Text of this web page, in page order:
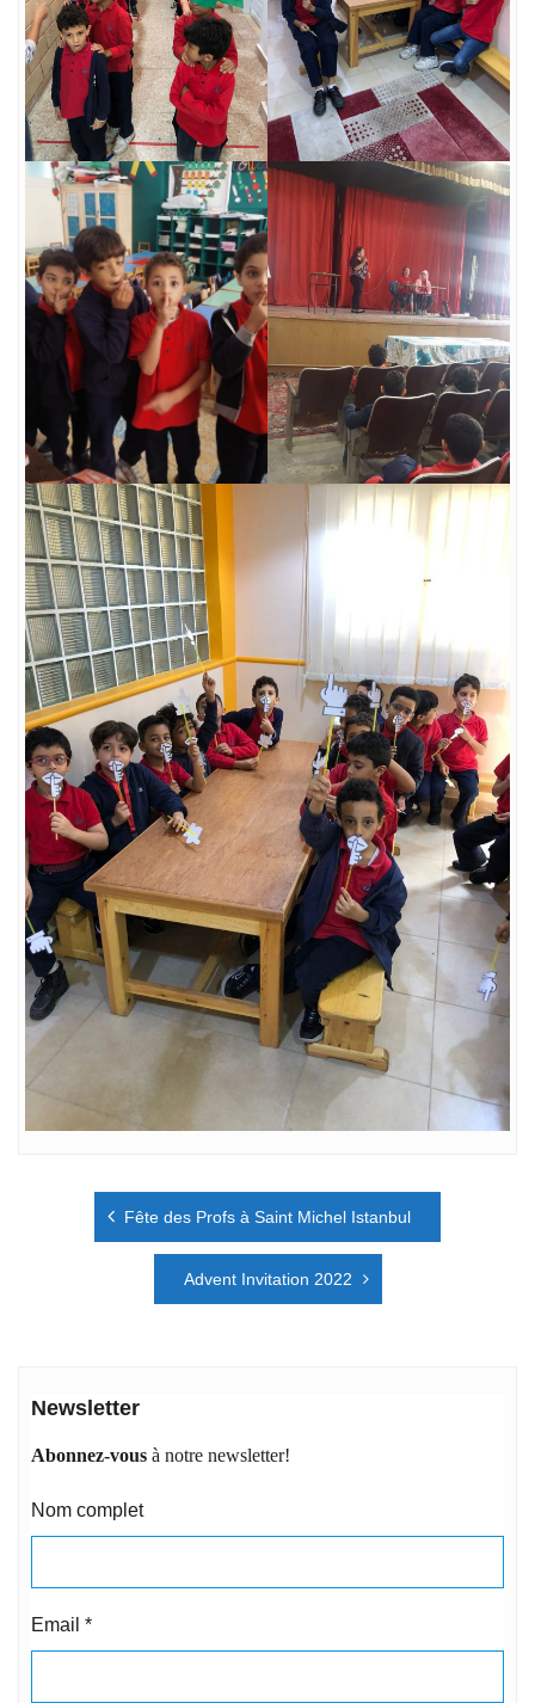
Navigation
Fête des Profs à Saint Michel Istanbul
Advent Invitation 2022
Newsletter
Abonnez-vous à notre newsletter!
Nom complet
Email *